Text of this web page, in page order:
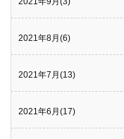
2021年8月(6)
2021年7月(13)
2021年6月(17)